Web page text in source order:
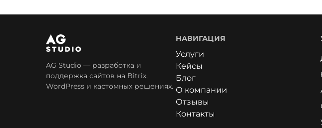
AG Studio — разработка и
поддержка сайтов на Bitrix,
WordPress и кастомных решениях.
НАВИГАЦИЯ
Услуги
Кейсы
Блог
О компании
Отзывы
Контакты